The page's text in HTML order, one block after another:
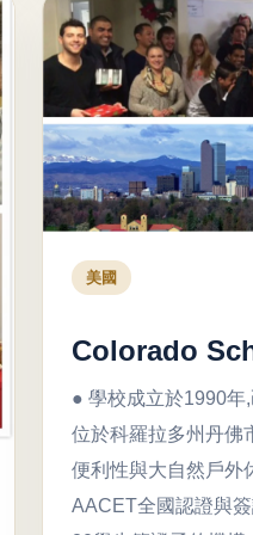
美國
Colorado
● 學校成立於1990年
位於科羅拉多州丹佛
便利性與大自然戶外
AACET全國認證與